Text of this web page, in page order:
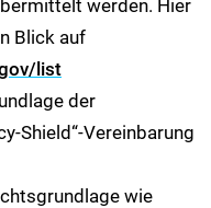
werden. Hier
Blick auf
list
der
Shield“-Vereinbarung
wie